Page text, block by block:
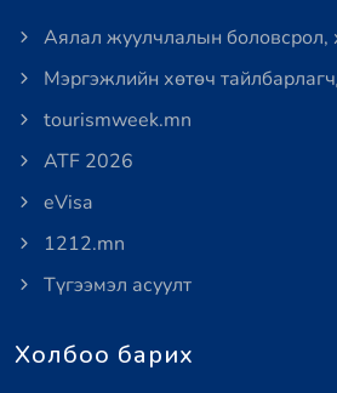
Аялал жуулчлалын боловсрол,
Мэргэжлийн хөтөч
tourismweek.mn
ATF 2026
eVisa
1212.mn
Түгээмэл асуулт
Холбоо барих